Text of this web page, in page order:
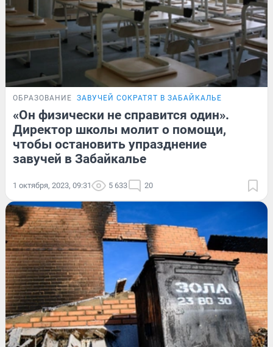
ОБРАЗОВАНИЕ ЗАВУЧЕЙ СОКРАТЯТ В ЗАБАЙКАЛЬЕ
«Он физически не справится один».
Директор школы молит о помощи,
чтобы остановить упразднение
завучей в Забайкалье
1 октября, 2023, 09:31 5 633 20